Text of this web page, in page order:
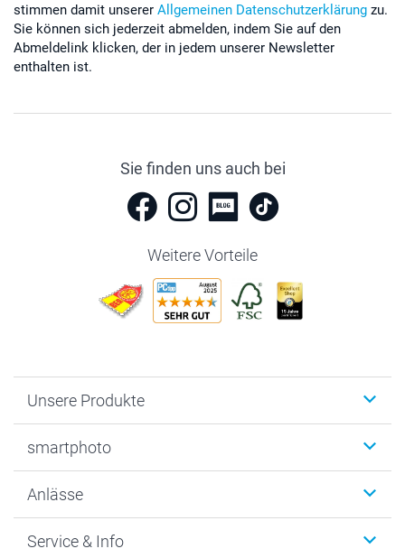
stimmen damit unserer Allgemeinen Datenschutzerklärung zu.
Sie können sich jederzeit abmelden, indem Sie auf den
Abmeldelink klicken, der in jedem unserer Newsletter
enthalten ist.
Sie finden uns auch bei
Weitere Vorteile
Unsere Produkte
Fotogeschenke
MyNameBook
Fotoabzüge, Fotos als Buch & Poster
smartphoto
Warum smartphoto
Datenschutz
Anlässe
Neujahr
Service & Info